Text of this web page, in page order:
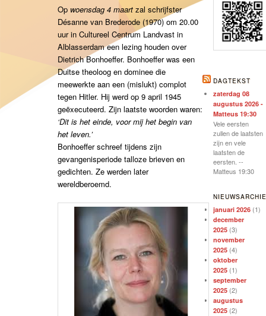
Op woensdag 4 maartzal schrijfster
Désanne van Brederode (1970) om 20.00
uur in Cultureel Centrum Landvast in
Alblasserdam een lezing houden over
Dietrich Bonhoeffer. Bonhoeffer was een
Duitse theoloog en dominee die
meewerkte aan een (mislukt) complot
tegen Hitler. Hij werd op 9 april 1945
geëxecuteerd. Zijn laatste woorden waren:
‘Dit is het einde, voor mij het begin van
het leven.’
Bonhoeffer schreef tijdens zijn
gevangenisperiode talloze brieven en
gedichten. Ze werden later
wereldberoemd.
DAGTEKST
zaterdag 08
augustus 2026 -
Matteus 19:30
Vele eersten
zullen de laatsten
zijn en vele
laatsten de
eersten. --
Matteus 19:30
januari 2026 (1)
december
2025 (3)
november
2025 (4)
oktober
2025 (1)
september
2025 (2)
augustus
2025 (2)